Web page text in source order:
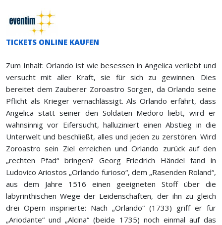
TICKETS ONLINE KAUFEN
Zum Inhalt: Orlando ist wie besessen in Angelica verliebt und
versucht mit aller Kraft, sie für sich zu gewinnen. Dies
bereitet dem Zauberer Zoroastro Sorgen, da Orlando seine
Pflicht als Krieger vernachlässigt. Als Orlando erfährt, dass
Angelica statt seiner den Soldaten Medoro liebt, wird er
wahnsinnig vor Eifersucht, halluziniert einen Abstieg in die
Unterwelt und beschließt, alles und jeden zu zerstören. Wird
Zoroastro sein Ziel erreichen und Orlando zurück auf den
„rechten Pfad“ bringen? Georg Friedrich Händel fand in
Ludovico Ariostos „Orlando furioso“, dem „Rasenden Roland“,
aus dem Jahre 1516 einen geeigneten Stoff über die
labyrinthischen Wege der Leidenschaften, der ihn zu gleich
drei Opern inspirierte: Nach „Orlando“ (1733) griff er für
„Ariodante“ und „Alcina“ (beide 1735) noch einmal auf das